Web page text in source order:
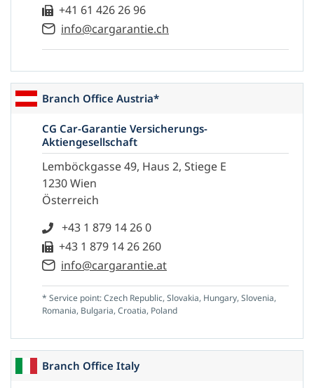
+41 61 426 26 96
info@cargarantie.ch
Branch Office Austria*
CG Car-Garantie Versicherungs-
Aktiengesellschaft
Lemböckgasse 49, Haus 2, Stiege E
1230 Wien
Österreich
+43 1 879 14 26 0
+43 1 879 14 26 260
info@cargarantie.at
* Service point: Czech Republic, Slovakia, Hungary, Slovenia,
Romania, Bulgaria, Croatia, Poland
Branch Office Italy